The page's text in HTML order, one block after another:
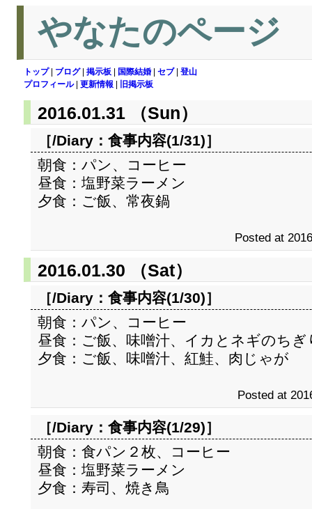
やなたのページ
トップ| ブログ| 掲示板 国際結婚 セブ| 登山
プロフィール| 更新情報 旧掲示板
2016.01.31 （Sun）
［/Diary： 食事内容(1/31)］
朝食：パン、コーヒー
昼食：塩野菜ラーメン
夕食：ご飯、常夜鍋
Posted at
2016.01.30 （Sat）
［/Diary： 食事内容(1/30)］
朝食：パン、コーヒー
昼食：ご飯、味噌汁、イカとネギのちぎ
夕食：ご飯、味噌汁、紅鮭、肉じゃが
Posted at
［/Diary： 食事内容(1/29)］
朝食：食パン２枚、コーヒー
昼食：塩野菜ラーメン
夕食：寿司、焼き鳥